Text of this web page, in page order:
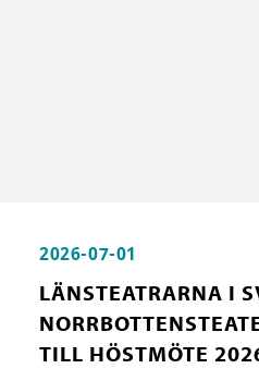
2026-07-01
LÄNSTEATRARNA I
TILL HÖSTMÖTE